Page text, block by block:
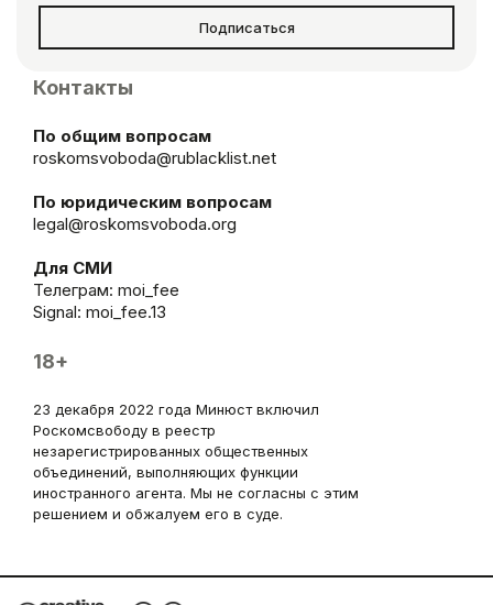
Подписаться
Контакты
По общим вопросам
roskomsvoboda@rublacklist.net
По юридическим вопросам
legal@roskomsvoboda.org
Для СМИ
Телеграм: moi_fee
Signal: moi_fee.13
18+
23 декабря 2022 года Минюст включил
Роскомсвободу в реестр
незарегистрированных общественных
объединений, выполняющих функции
иностранного агента. Мы не согласны с этим
решением и обжалуем его в суде.